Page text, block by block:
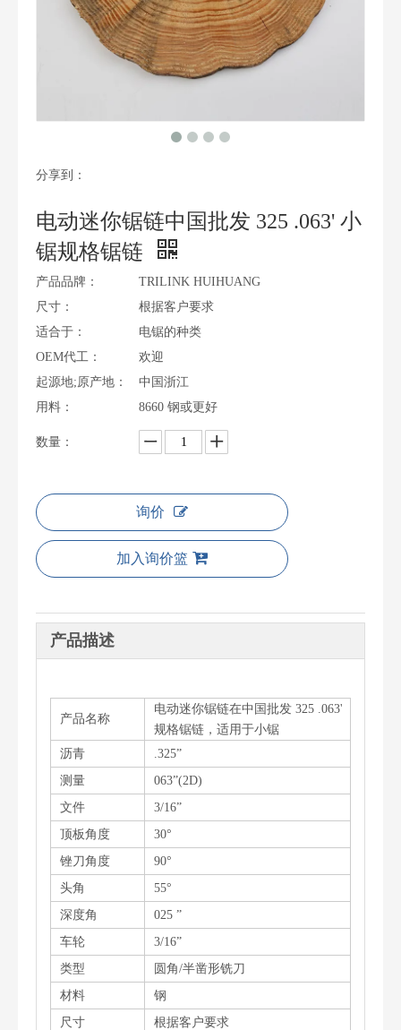
分享到：
电动迷你锯链中国批发 325 .063' 小
锯规格锯链
产品品牌：
TRILINK HUIHUANG
尺寸：
根据客户要求
适合于：
电锯的种类
OEM代工：
欢迎
起源地;原产地：
中国浙江
用料：
8660 钢或更好
数量：
询价
加入询价篮
产品描述
产品名称
电动迷你锯链在中国批发 325 .063'
规格锯链，适用于小锯
沥青
.325”
测量
063”(2D)
文件
3/16”
顶板角度
30°
锉刀角度
90°
头角
55°
深度角
025 ”
车轮
3/16”
类型
圆角/半凿形铣刀
材料
钢
尺寸
根据客户要求